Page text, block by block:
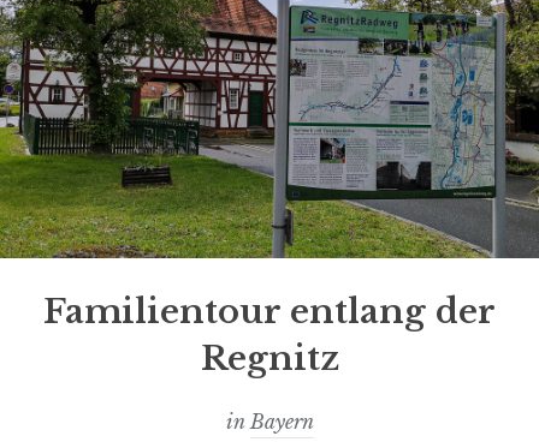
Familientour entlang der
Regnitz
in Bayern